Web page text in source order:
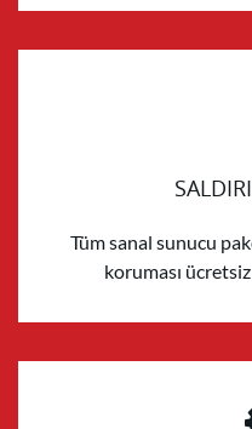
Tüm sanal sunucu
koruması